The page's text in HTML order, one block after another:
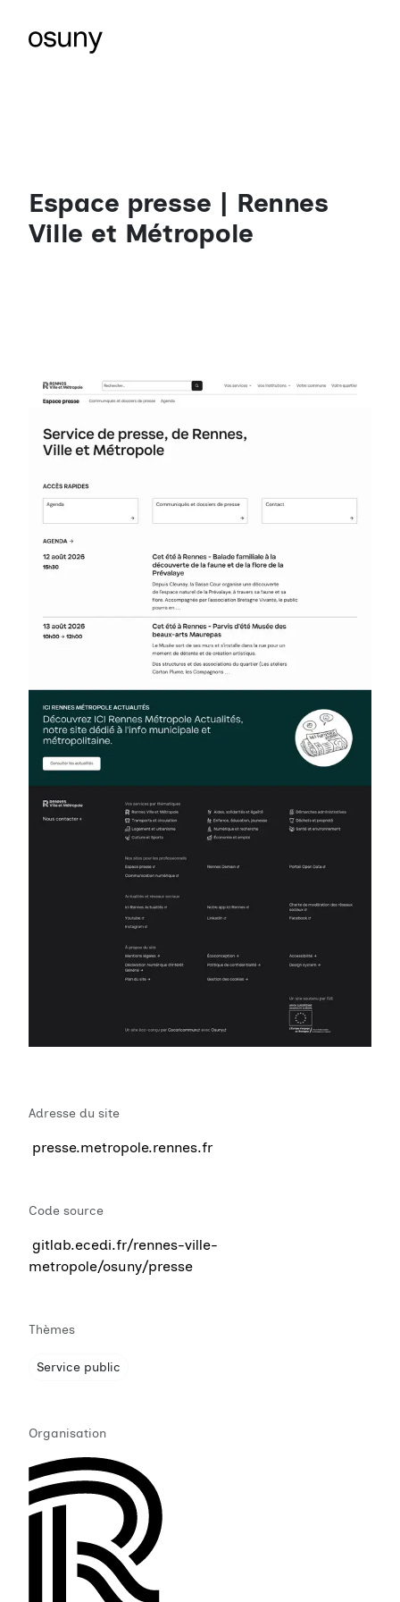
Espace presse | Rennes
Ville et Métropole
Adresse du site
presse.metropole.rennes.fr
Code source
gitlab.ecedi.fr/rennes-ville-
metropole/osuny/presse
Thèmes
Service public
Organisation